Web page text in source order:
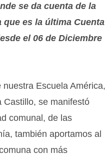
se da cuenta de la
es la última Cuenta
el 06 de Diciembre
Escuela América,
Castillo, se manifestó
comunal, de las
también aportamos al
con más